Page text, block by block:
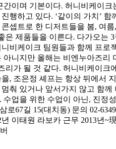
이며 기본이다. 허니비케이
행하고 있다. ‘같이의 가치’
셉트로 한 디저트들을 봄, 여
제품들을 이른다. 다가오는
비케이크 팀원들과 함께 프
니지만 올해는 비엔누아즈
가 될 것 같다. 허니비케이
, 조은정 셰프는 항상 뒤에서
춰 있거나 앞서가지 않고 함
업을 위한 수업이 아닌, 진정
67길 15(대치동) 문의 02-
이태원 라보카 근무 2013년